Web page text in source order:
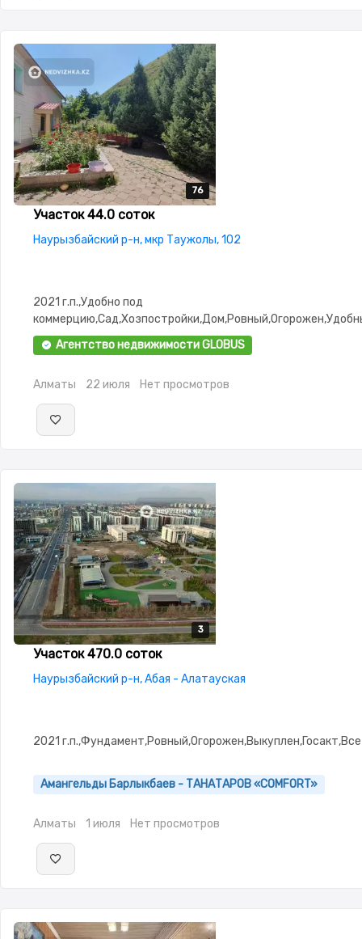
76
76
76
76
76
Участок 44.0 соток
Наурызбайский р-н, мкр Таужолы, 102
2021 г.п.,Удобно под
въезд,Выкуплен,Госакт,Все документы
Агентство недвижимости GLOBUS
Алматы 22 июля Нет просмотров
3
3
3
Участок 470.0 соток
Наурызбайский р-н, Абая - Алатауская
2021
Амангельды Барлыкбаев - ТАНАТАРОВ «COMFORT»
Алматы 1 июля Нет просмотров